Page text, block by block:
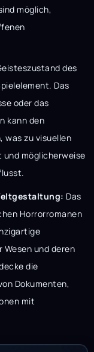
möglich,
des
Das
oder das
kann den
was zu visuellen
und möglicherweise
Das
Horrorromanen
und deren
die
Dokumenten,
mit